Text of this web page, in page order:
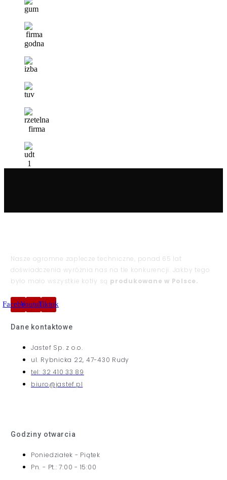
Nasze ogromne zaplecze techniczne, ponad 65 lat
doświadczenia wyróżnia nas na tle konkurencji. Jakby tego
było mało wszystkie kotły są produkowane w Polsce.
FacebookYoutubeTiktok
Dane kontaktowe
Jastef Sp. z o.o.
ul. Rybnicka 22, 47-430 Rudy
tel: 32 410 33 89
biuro@jastef.pl
Godziny otwarcia
Poniedziałek - Piątek
Pn. - Pt.: 7:00 - 15:00